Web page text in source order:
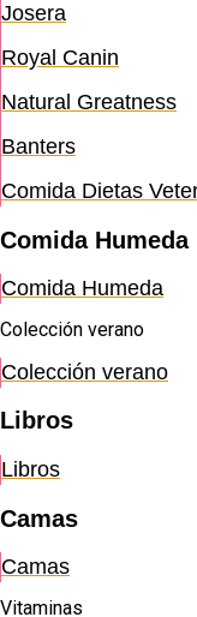
Josera
Royal Canin
Natural Greatness
Banters
Comida Dietas
Comida Humeda
Comida Humeda
Colección verano
Colección verano
Libros
Libros
Camas
Camas
Vitaminas